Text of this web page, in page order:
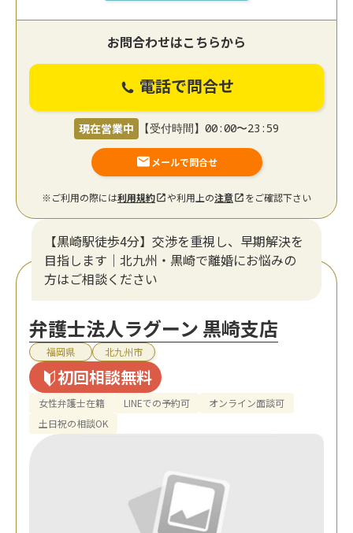
お問合わせはこちらから
電話で問合せ
現在営業中 【受付時間】00:00〜23:59
メールで問合せ
※ご利用の際には利用規約 や利用上の注意 をご確認下さい
【黒崎駅徒歩4分】交渉を重視し、早期解決を
目指します｜北九州・黒崎で離婚にお悩みの
方はご相談ください
弁護士法人ラグーン 黒崎支店
福岡県 北九州市
初回相談無料
女性弁護士在籍 LINEでの予約可
オンライン面談可
土日祝の相談OK